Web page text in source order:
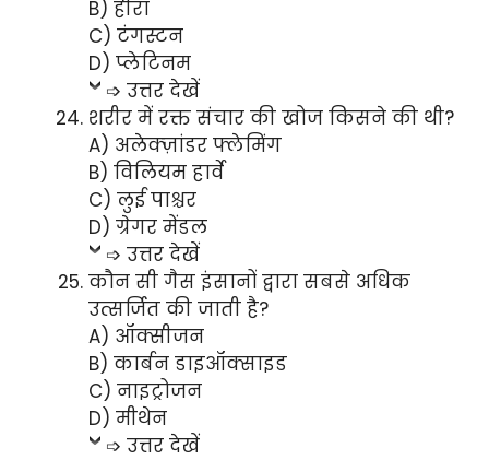
B) हीरा
C) टंगस्टन
D) प्लेटिनम
➩ उत्तर देखें
शरीर में रक्त संचार की खोज किसने की थी?
A) अलेक्ज़ांडर फ्लेमिंग
B) विलियम हार्वे
C) लुई पाश्चर
D) ग्रेगर मेंडल
➩ उत्तर देखें
कौन सी गैस इंसानों द्वारा सबसे अधिक
उत्सर्जित की जाती है?
A) ऑक्सीजन
B) कार्बन डाइऑक्साइड
C) नाइट्रोजन
D) मीथेन
➩ उत्तर देखें